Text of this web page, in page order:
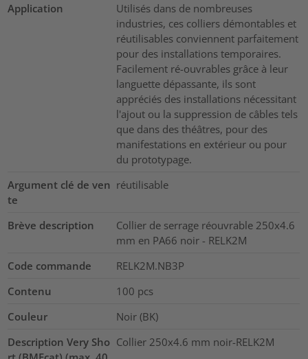
Application
Utilisés dans de nombreuses
industries, ces colliers démontables et
réutilisables conviennent parfaitement
pour des installations temporaires.
Facilement ré-ouvrables grâce à leur
languette dépassante, ils sont
appréciés des installations nécessitant
l'ajout ou la suppression de câbles tels
que dans des théâtres, pour des
manifestations en extérieur ou pour
du prototypage.
Argument clé de ven
te
réutilisable
Brève description
Collier de serrage réouvrable 250x4.6
mm en PA66 noir - RELK2M
Code commande
RELK2M.NB3P
Contenu
100 pcs
Couleur
Noir (BK)
Description Very Sho Collier 250x4.6 mm noir-RELK2M